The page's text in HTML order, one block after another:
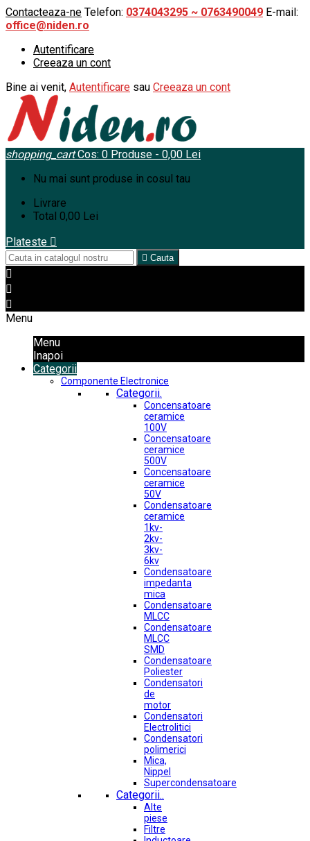
Contacteaza-ne Telefon: 0374043295 ~ 0763490049 E-mail:
office@niden.ro
Autentificare
Creeaza un cont
Bine ai venit, Autentificare sau Creeaza un cont
shopping_cart Cos: 0 Produse - 0,00 Lei
Nu mai sunt produse in cosul tau
Livrare
Total 0,00 Lei
Plateste 
 Cauta



Menu
Menu
Inapoi
Categorii
Componente Electronice
Categorii.
Concensatoare
ceramice
100V
Concensatoare
ceramice
500V
Concensatoare
ceramice
50V
Condensatoare
ceramice
1kv-
2kv-
3kv-
6kv
Condensatoare
impedanta
mica
Condensatoare
MLCC
Condensatoare
MLCC
SMD
Condensatoare
Poliester
Condensatori
de
motor
Condensatori
Electrolitici
Condensatori
polimerici
Mica,
Nippel
Supercondensatoare
Categorii..
Alte
piese
Filtre